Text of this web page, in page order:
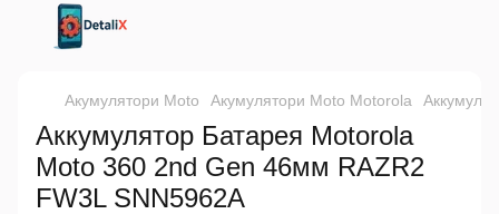
Акумулятори Moto Акумулятори Moto Motorola
Аккумулятор Батарея Motorola
Moto 360 2nd Gen 46мм RAZR2
FW3L SNN5962A